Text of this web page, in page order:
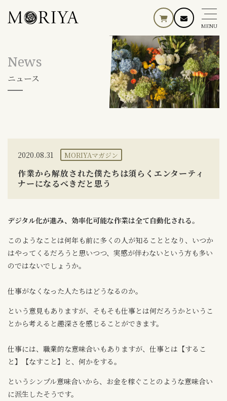
MENU
News
ニュース
2020.08.31 MORIYAマガジン
作業から解放された僕たちは須らくエンターティ
ナーになるべきだと思う
デジタル化が進み、効率化可能な作業は全て自動化される。
このようなことは何年も前に多くの人が知ることとなり、いつか
はやってくるだろうと思いつつ、実感が伴わないという方も多い
のではないでしょうか。
仕事がなくなった人たちはどうなるのか。
という意見もありますが、そもそも仕事とは何だろうかというこ
とから考えると趣深さを感じることができます。
仕事には、職業的な意味合いもありますが、仕事とは【するこ
と】【なすこと】と、何かをする。
というシンプル意味合いから、お金を稼ぐことのような意味合い
に派生したそうです。